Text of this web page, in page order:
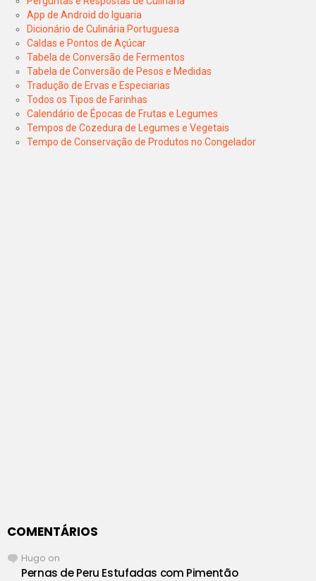
App de Android do Iguaria
Dicionário de Culinária Portuguesa
Caldas e Pontos de Açúcar
Tabela de Conversão de Fermentos
Tabela de Conversão de Pesos e Medidas
Tradução de Ervas e Especiarias
Todos os Tipos de Farinhas
Calendário de Épocas de Frutas e Legumes
Tempos de Cozedura de Legumes e Vegetais
Tempo de Conservação de Produtos no Congelador
COMENTÁRIOS
Hugo on
Pernas de Peru Estufadas com Pimentão